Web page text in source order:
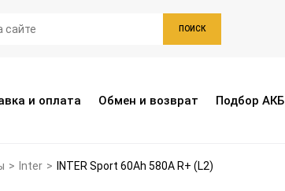
ПОИСК
и оплата Обмен и возврат Подбор АКБ
> Inter > INTER Sport 60Ah 580A R+ (L2)